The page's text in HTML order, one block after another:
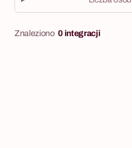
Znaleziono0 integracji